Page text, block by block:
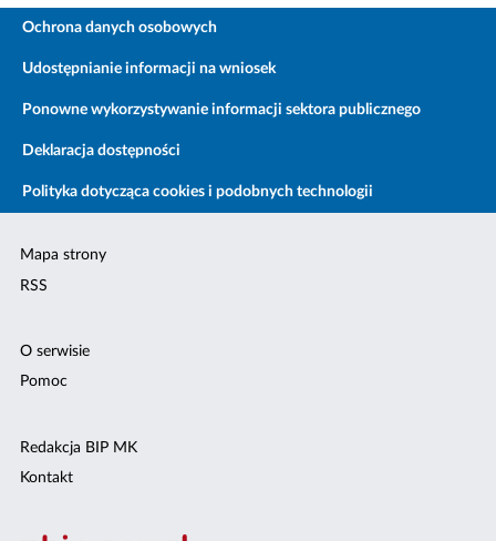
Ochrona danych osobowych
Udostępnianie informacji na wniosek
Ponowne wykorzystywanie informacji sektora publicznego
Deklaracja dostępności
Polityka dotycząca cookies i podobnych technologii
Mapa strony
RSS
O serwisie
Pomoc
Redakcja BIP MK
Kontakt